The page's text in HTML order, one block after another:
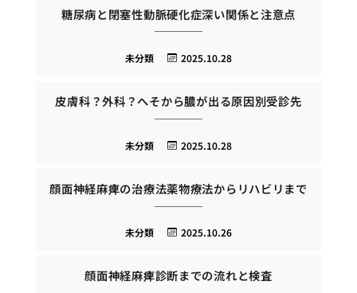
糖尿病と閉塞性動脈硬化症深い関係と注意点
2025.10.28
未分類
皮膚科？外科？へそから膿が出る原因別受診先
2025.10.28
未分類
顔面神経麻痺の治療法薬物療法からリハビリまで
2025.10.26
未分類
顔面神経麻痺診断までの流れと検査